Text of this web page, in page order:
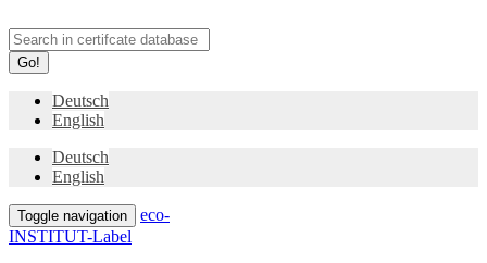
Go!
Deutsch
English
Deutsch
English
Toggle navigation
eco-
INSTITUT-Label